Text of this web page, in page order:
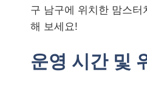
구 남구에 위치한 맘스터
해 보세요!
운영 시간 및